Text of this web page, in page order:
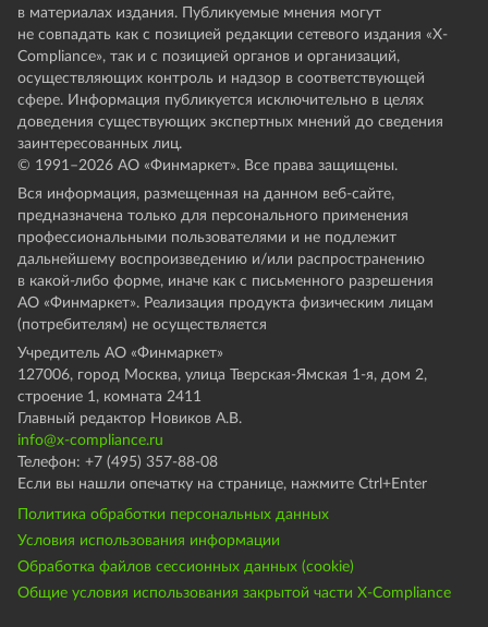
в материалах издания. Публикуемые мнения могут
не совпадать как с позицией редакции сетевого издания «X-
Compliance», так и с позицией органов и организаций,
осуществляющих контроль и надзор в соответствующей
сфере. Информация публикуется исключительно в целях
доведения существующих экспертных мнений до сведения
заинтересованных лиц.
© 1991–2026 АО «Финмаркет». Все права защищены.
Вся информация, размещенная на данном веб-сайте,
предназначена только для персонального применения
профессиональными пользователями и не подлежит
дальнейшему воспроизведению и/или распространению
в какой-либо форме, иначе как с письменного разрешения
АО «Финмаркет». Реализация продукта физическим лицам
(потребителям) не осуществляется
Учредитель АО «Финмаркет»
127006, город Москва, улица Тверская-Ямская 1-я, дом 2,
строение 1, комната 2411
Главный редактор Новиков А.В.
info@x-compliance.ru
Телефон: +7 (495) 357-88-08
Если вы нашли опечатку на странице, нажмите Ctrl+Enter
Политика обработки персональных данных
Условия использования информации
Обработка файлов сессионных данных (cookie)
Общие условия использования закрытой части X-Compliance